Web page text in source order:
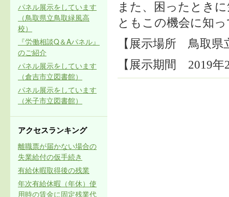
パネル展示をしています
（鳥取県立鳥取緑風高
校）
『労働相談Q＆Aパネル』
のご紹介
パネル展示をしています
（倉吉市立図書館）
パネル展示をしています
（米子市立図書館）
アクセスランキング
離職票が届かない場合の
失業給付の仮手続き
有給休暇取得後の残業
年次有給休暇（年休）使
用時の賃金に固定残業代
また、困ったとき
ともこの機会に知
【展示場所 鳥取県
【展示期間 2019年